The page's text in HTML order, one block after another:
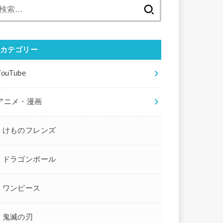
カテゴリー
ニメ・漫画
けものフレンズ
ドラゴンボール
ワンピース
鬼滅の刃